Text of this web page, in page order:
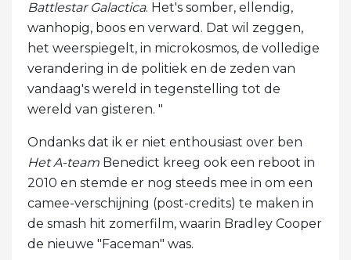
Battlestar Galactica. Het's somber, ellendig,
wanhopig, boos en verward. Dat wil zeggen,
het weerspiegelt, in microkosmos, de volledige
verandering in de politiek en de zeden van
vandaag's wereld in tegenstelling tot de
wereld van gisteren. "
Ondanks dat ik er niet enthousiast over ben
Het A-team Benedict kreeg ook een reboot in
2010 en stemde er nog steeds mee in om een ​​
camee-verschijning (post-credits) te maken in
de smash hit zomerfilm, waarin Bradley Cooper
de nieuwe "Faceman" was.